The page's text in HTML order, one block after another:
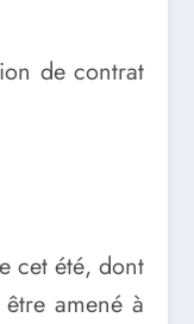
de contrat
cet été, dont
amené à